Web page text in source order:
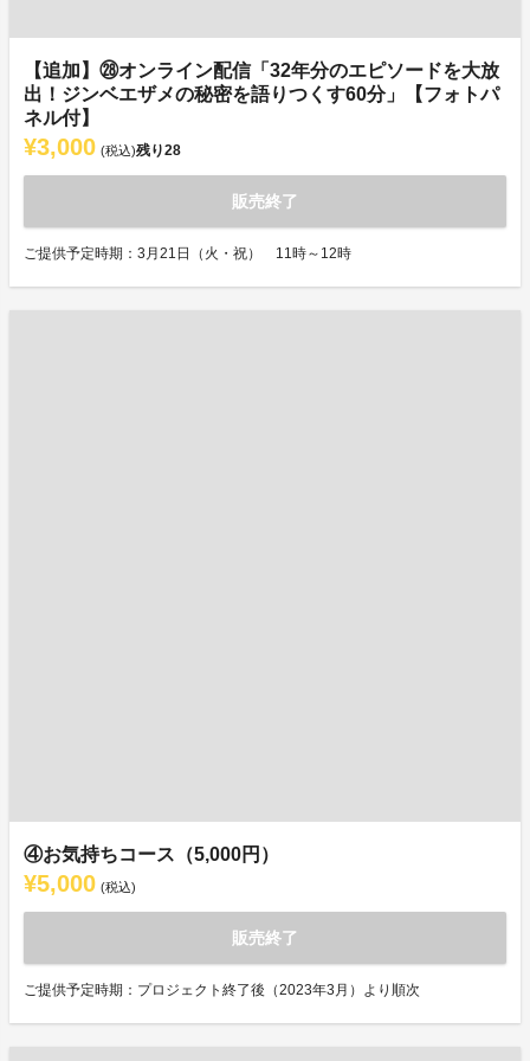
【追加】㉘オンライン配信「32年分のエピソードを大放
出！ジンベエザメの秘密を語りつくす60分」【フォトパ
ネル付】
¥3,000 (税込)残り28
販売終了
ご提供予定時期：3月21日（火・祝） 11時～12時
④お気持ちコース（5,000円）
¥5,000 (税込)
販売終了
ご提供予定時期：プロジェクト終了後（2023年3月）より順次